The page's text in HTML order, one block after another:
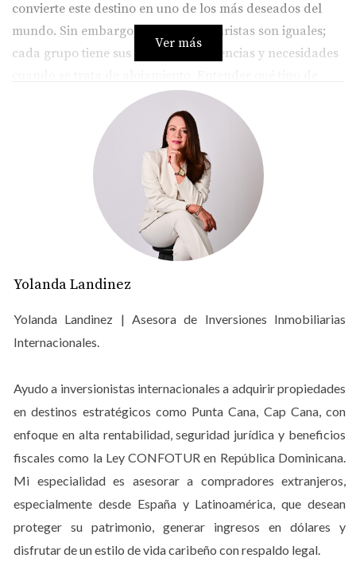
convierte este destino en uno de los más deseados del
mundo. Sin embargo, no todos los turistas son iguales;
cada grupo tiene sus propias preferencias y necesidades
turistas llegan a Punta Cana y lo que buscan puede ser
esencial tanto para los viajeros como para aquellos que
trabajan en el sector turístico. Desde resorts familiares
con actividades para niños hasta retiros románticos solo
para adultos, las opciones son variadas y adaptadas a
cada tipo de visitante.
Tipos de Turistas en Punta Cana
Familias en busca de diversión
Las familias son uno de los grupos más numerosos que
ofrecer actividades variadas, desde clubes infantiles
hasta espectáculos nocturnos, garantizando
entretenimiento para todas las edades. Además, muchos
hoteles cuentan con servicios como cunas y menús
especiales para niños, lo que facilita la estancia.
Parejas románticas
Las parejas que visitan Punta Cana generalmente buscan
Ver más
Yolanda Landinez
Yolanda Landinez | Asesora de Inversiones Inmobiliarias
Internacionales.
Ayudo a inversionistas internacionales a adquirir propiedades
en destinos estratégicos como Punta Cana, Cap Cana, con
enfoque en alta rentabilidad, seguridad jurídica y beneficios
fiscales como la Ley CONFOTUR en República Dominicana.
Mi especialidad es asesorar a compradores extranjeros,
especialmente desde España y Latinoamérica, que desean
proteger su patrimonio, generar ingresos en dólares y
disfrutar de un estilo de vida caribeño con respaldo legal.